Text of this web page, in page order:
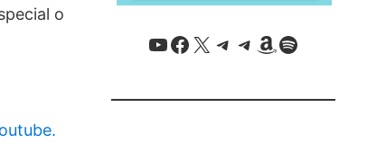
o
YouTube
Facebook
X / Twitter
Telegram
Telegram
Amazon
Spotify